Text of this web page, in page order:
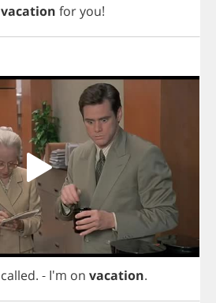
vacation foryou!
called. - I'm on vacation.